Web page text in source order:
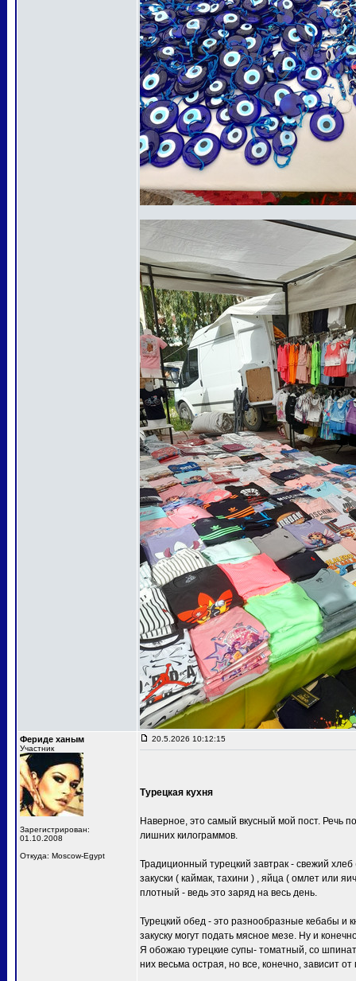
Фериде ханым
Участник
Зарегистрирован:
01.10.2008
Откуда: Moscow-Egypt
20.5.2026 10:12:15
Турецкая кухня
Наверное, это самый вкусный мой пост. Речь
лишних килограммов.
Традиционный турецкий завтрак - свежий
закуски ( каймак, тахини ) , яйца ( омлет или
плотный - ведь это заряд на весь день.
Турецкий обед - это разнообразные кебабы
закуску могут подать мясное мезе. Ну и
Я обожаю турецкие супы- томатный, со
них весьма острая, но все, конечно, зависит